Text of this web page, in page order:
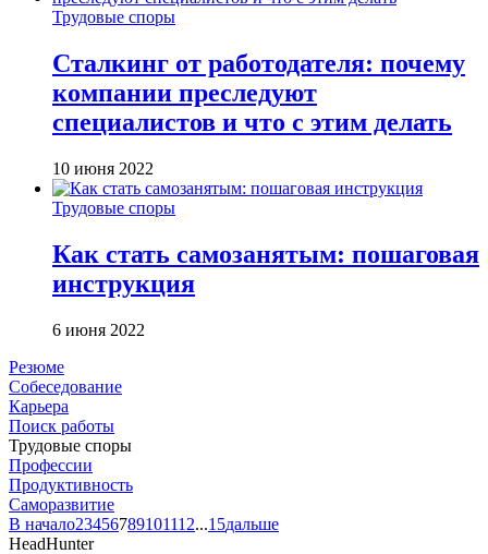
Трудовые споры
Сталкинг от работодателя: почему
компании преследуют
специалистов и что с этим делать
10 июня 2022
Трудовые споры
Как стать самозанятым: пошаговая
инструкция
6 июня 2022
Резюме
Собеседование
Карьера
Поиск работы
Трудовые споры
Профессии
Продуктивность
Саморазвитие
В начало23456789101112...15дальше
HeadHunter